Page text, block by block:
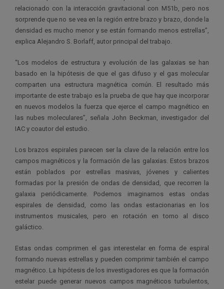
relacionado con la interacción gravitacional con M51b, pero nos
sorprende que no se vea en la región entre brazo y brazo, donde la
densidad es mucho menor y se están formando menos estrellas”,
explica Alejandro S. Borlaff, autor principal del trabajo.
“Los modelos de estructura y evolución de las galaxias se han
basado en la hipótesis de que el gas difuso y el gas molecular
comparten una estructura magnética común. El resultado más
importante de este trabajo es la prueba de que hay que incorporar
en nuevos modelos la fuerza que ejerce el campo magnético en
las nubes moleculares”, señala John Beckman, investigador del
IAC y coautor del estudio.
Los brazos espirales parecen ser la clave de la relación entre los
campos magnéticos y la formación de las galaxias. Estos brazos
están poblados por estrellas masivas, jóvenes y calientes
formadas por la presión de ondas de densidad, que recorren la
galaxia periódicamente. Podemos imaginarnos estas ondas
espirales de densidad, como las ondas estacionarias en los
instrumentos musicales, pero en rotación en torno al disco
galáctico.
Estas ondas comprimen el gas interestelar en forma de espiral
formando nuevas estrellas y pueden comprimir también el campo
magnético. La hipótesis de los investigadores es que la formación
estelar puede generar nuevos campos magnéticos turbulentos,